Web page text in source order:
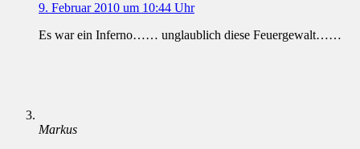
9. Februar 2010 um 10:44 Uhr
Es war ein Inferno…… unglaublich diese Feuergewalt……
Markus